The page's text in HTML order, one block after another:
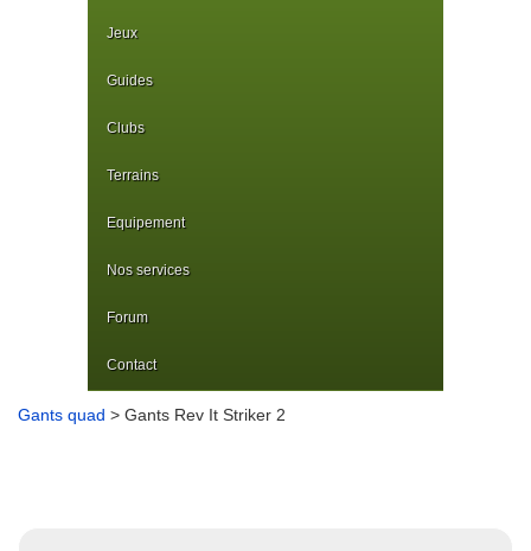
Jeux
Guides
Clubs
Terrains
Equipement
Nos services
Forum
Contact
Gants quad > Gants Rev It Striker 2